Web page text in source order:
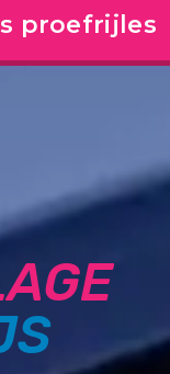
proefrijles